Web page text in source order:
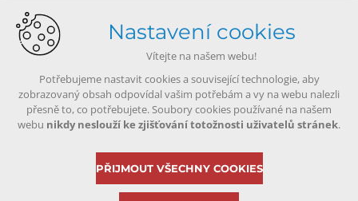
Nastavení cookies
Vítejte na našem webu!
Potřebujeme nastavit cookies a související technologie, aby
zobrazovaný obsah odpovídal vašim potřebám a vy na webu nalezli
přesně to, co potřebujete. Soubory cookies používané na našem
webu nikdy neslouží ke zjišťování totožnosti uživatelů stránek.
PŘIJMOUT VŠECHNY COOKIES